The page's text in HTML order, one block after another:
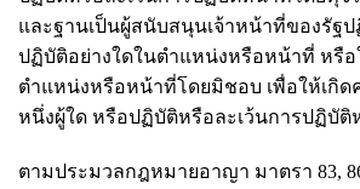
และฐานเป็นผู้สนับสนุนเจ้าหน้าที่ของรัฐ
ปฏิบัติอย่างใดในตำแหน่งหรือหน้าที่ หรือ
ตำแหน่งหรือหน้าที่โดยมิชอบ เพื่อให้เกิด
หนึ่งผู้ใด หรือปฏิบัติหรือละเว้นการปฏิบั
ตามประมวลกฎหมายอาญา มาตรา 83,